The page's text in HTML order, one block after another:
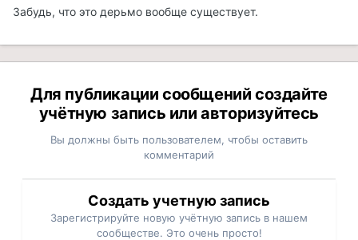
Забудь, что это дерьмо вообще существует.
Для публикации сообщений создайте
учётную запись или авторизуйтесь
Вы должны быть пользователем, чтобы оставить
комментарий
Создать учетную запись
Зарегистрируйте новую учётную запись в нашем
сообществе. Это очень просто!